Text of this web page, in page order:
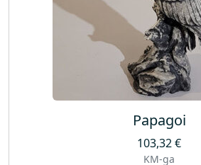
Papagoi
103,32€
KM-ga